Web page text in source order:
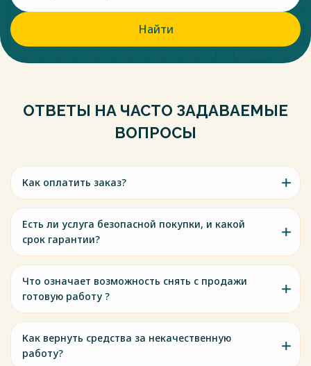
Найти
ОТВЕТЫ НА ЧАСТО ЗАДАВАЕМЫЕ
ВОПРОСЫ
Как оплатить заказ?
Есть ли услуга безопасной покупки, и какой
срок гарантии?
Что означает возможность снять с продажи
готовую работу ?
Как вернуть средства за некачественную
работу?